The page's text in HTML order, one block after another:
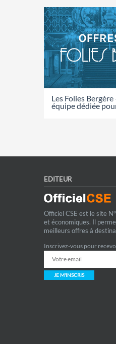
Les Folies Bergère
équipe dédiée
EDITEUR
Officiel CSE est le site
et économiques. Il
meilleurs offres à
Inscrivez-vous pour
JE M'INSCRIS